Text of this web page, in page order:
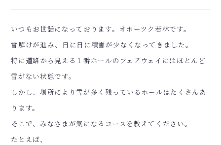
いつもお世話になっております。オホーツク若林です。
雪解けが進み、日に日に積雪が少なくなってきました。
特に道路から見える１番ホールのフェアウェイにはほとんど
雪がない状態です。
しかし、場所により雪が多く残っているホールはたくさんあ
ります。
そこで、みなさまが気になるコースを教えてください。
たとえば、